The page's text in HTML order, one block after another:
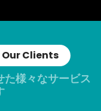
Our Clients
様々なサービス